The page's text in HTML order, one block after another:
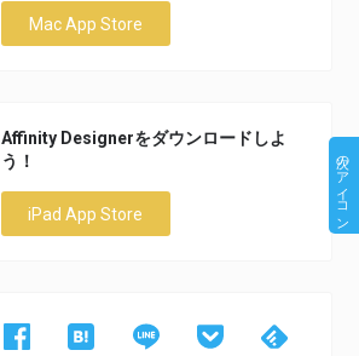
Mac App Store
Affinity Designerをダウンロードしよ
う！
iPad App Store 次のアイコン